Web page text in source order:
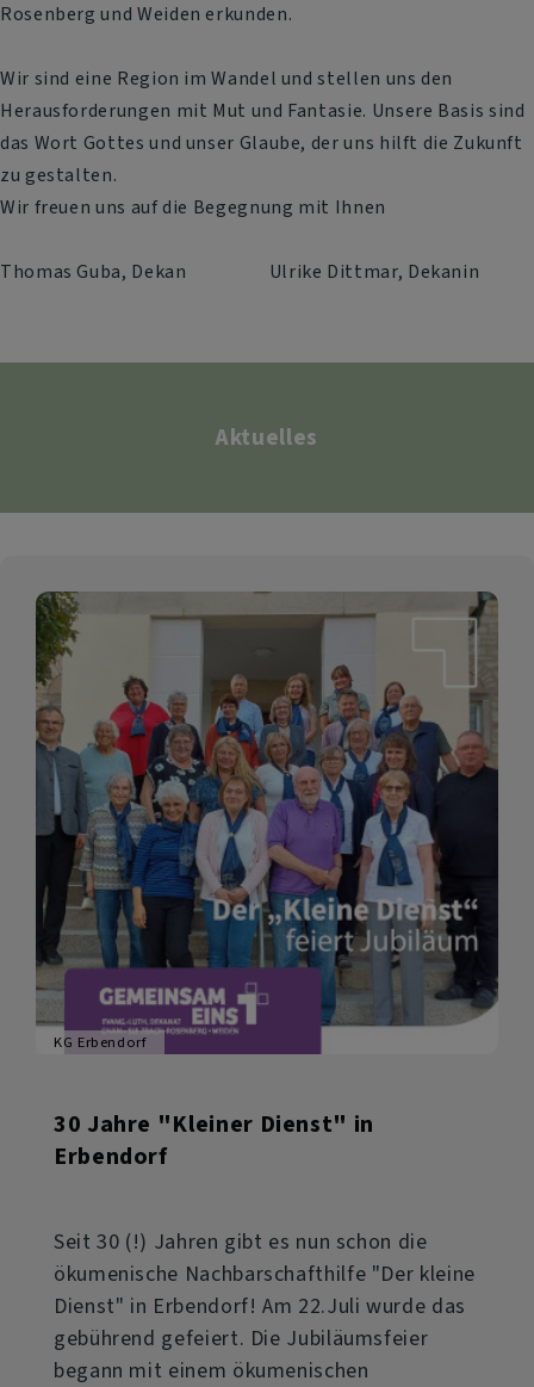
Rosenberg und Weiden erkunden.
Wir sind eine Region im Wandel und stellen uns den
Herausforderungen mit Mut und Fantasie. Unsere Basis sind
das Wort Gottes und unser Glaube, der uns hilft die Zukunft
zu gestalten.
Wir freuen uns auf die Begegnung mit Ihnen
Thomas Guba, Dekan Ulrike Dittmar, Dekanin
Aktuelles
KG Erbendorf
30 Jahre "Kleiner Dienst" in
Erbendorf
Seit 30 (!) Jahren gibt es nun schon die
ökumenische Nachbarschafthilfe "Der kleine
Dienst" in Erbendorf! Am 22.Juli wurde das
gebührend gefeiert. Die Jubiläumsfeier
begann mit einem ökumenischen